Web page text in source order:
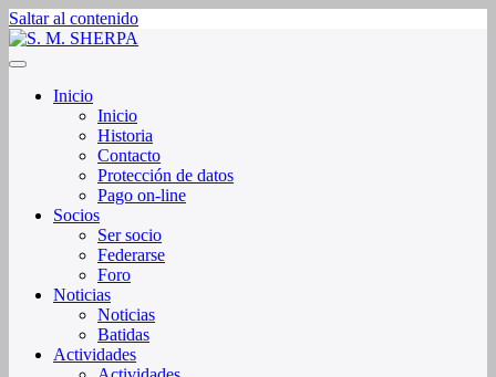
Saltar al contenido
S. M. SHERPA
Sociedad de Montaña Sherpa de La Rioja
Inicio
Inicio
Historia
Contacto
Protección de datos
Pago on-line
Socios
Ser socio
Federarse
Foro
Noticias
Noticias
Batidas
Actividades